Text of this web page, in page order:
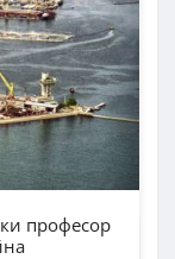
професор